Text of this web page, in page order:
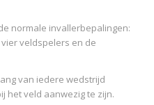
normale invallerbepalingen:
veldspelers en de
van iedere wedstrijd
het veld aanwezig te zijn.